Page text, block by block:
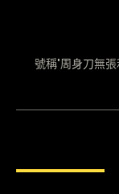
號稱"周身刀無